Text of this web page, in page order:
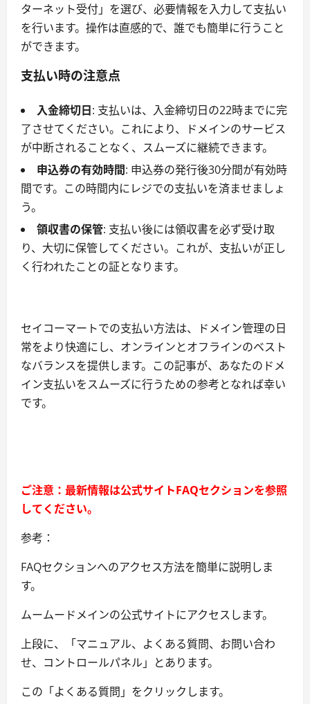
ターネット受付」を選び、必要情報を入力して支払い
を行います。操作は直感的で、誰でも簡単に行うこと
ができます。
支払い時の注意点
入金締切日: 支払いは、入金締切日の22時までに完
了させてください。これにより、ドメインのサービス
が中断されることなく、スムーズに継続できます。
申込券の有効時間: 申込券の発行後30分間が有効時
間です。この時間内にレジでの支払いを済ませましょ
う。
領収書の保管: 支払い後には領収書を必ず受け取
り、大切に保管してください。これが、支払いが正し
く行われたことの証となります。
セイコーマートでの支払い方法は、ドメイン管理の日
常をより快適にし、オンラインとオフラインのベスト
なバランスを提供します。この記事が、あなたのドメ
イン支払いをスムーズに行うための参考となれば幸い
です。
ご注意：最新情報は公式サイトFAQセクションを参照
してください。
参考：
FAQセクションへのアクセス方法を簡単に説明しま
す。
ムームードメインの公式サイトにアクセスします。
上段に、「マニュアル、よくある質問、お問い合わ
せ、コントロールパネル」とあります。
この「よくある質問」をクリックします。